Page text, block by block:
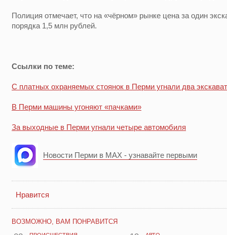
Полиция отмечает, что на «чёрном» рынке цена за один
порядка 1,5 млн рублей.
Ссылки по теме:
С платных охраняемых стоянок в Перми угнали два
В Перми машины угоняют «пачками»
За выходные в Перми угнали четыре автомобиля
Новости Перми в MAX - узнавайте первыми
Нравится
ВОЗМОЖНО, ВАМ ПОНРАВИТСЯ